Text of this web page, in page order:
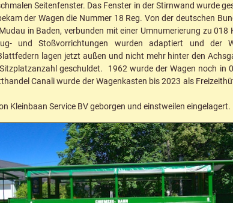
Seitenfenster. Das Fenster in der Stirnwand wurde
der Wagen die Nummer 18 Reg. Von der deutschen
in Baden, verbunden mit einer Umnumerierung zu 018
und Stoßvorrichtungen wurden adaptiert und der
lagen jetzt außen und nicht mehr hinter den
geschuldet. 1962 wurde der Wagen noch in
Canali wurde der Wagenkasten bis 2023 als
Kleinbaan Service BV geborgen und einstweilen eingelagert.